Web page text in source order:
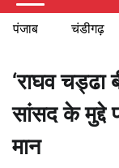
पंजाब चंडीगढ़
‘राघव चड्ढा
सांसद के मुद्दे
मान